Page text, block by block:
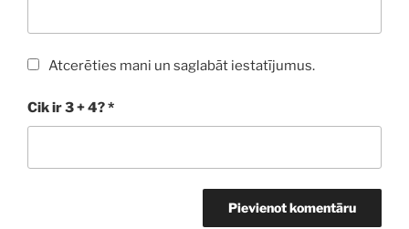
Atcerēties mani un saglabāt iestatījumus.
Cik ir 3 + 4?*